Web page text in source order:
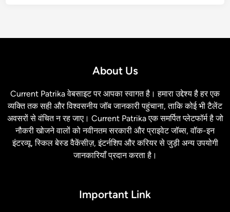
About Us
Current Patrika वेबसाइट पर आपका स्‍वागत है। हमारा उद्देश्य है हर एक
व्यक्ति तक सही और विश्वसनीय जॉब जानकारी पहुंचाना, ताकि कोई भी टैलेंट
अवसरों से वंचित न रह जाए। Current Patrika एक समर्पित प्लेटफॉर्म है जो
नौकरी खोजने वालों को नवीनतम सरकारी और प्राइवेट जॉब्स, वॉक-इन
इंटरव्यू, स्किल बेस्ड वैकेंसीज़, इंटर्नशिप और करियर से जुड़ी अन्य उपयोगी
जानकारियाँ प्रदान करता है।
Important Link